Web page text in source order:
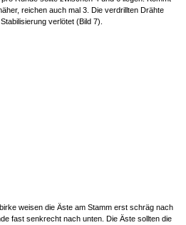
reichen auch mal 3. Die verdrillten Drähte
verlötet (Bild 7).
weisen die Äste am Stamm erst schräg nach
fast senkrecht nach unten. Die Äste sollten die